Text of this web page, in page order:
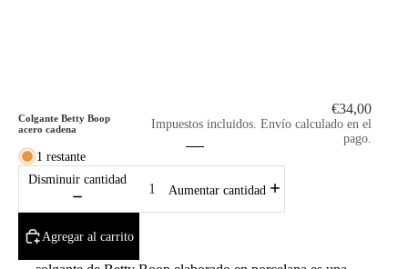
Colgante Betty Boop
acero cadena
€34,00
Impuestos incluidos. Envío calculado en el
pago.
1 restante
Disminuir cantidad
Aumentar cantidad
Agregar al carrito